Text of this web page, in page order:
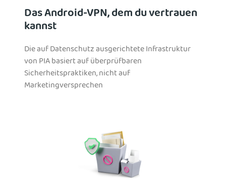
Das Android-VPN, dem du vertrauen
kannst
Die auf Datenschutz ausgerichtete Infrastruktur
von PIA basiert auf überprüfbaren
Sicherheitspraktiken, nicht auf
Marketingversprechen